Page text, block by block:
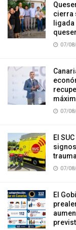
cierra
07/
07/
El
07/
El